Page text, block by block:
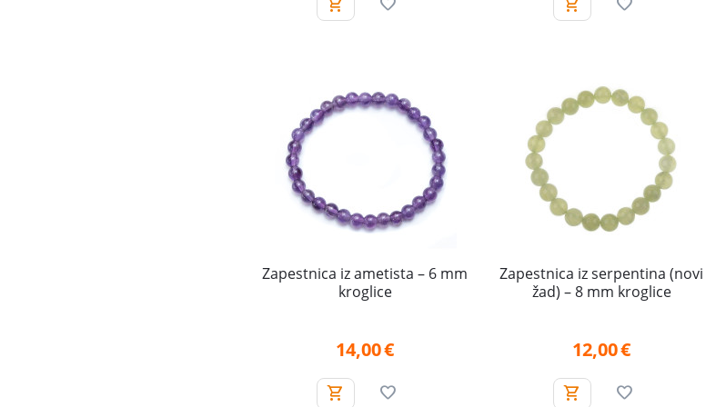
Zapestnica iz ametista – 6 mm
kroglice
14,00€
Zapestnica iz serpentina (novi
žad) – 8 mm kroglice
12,00€